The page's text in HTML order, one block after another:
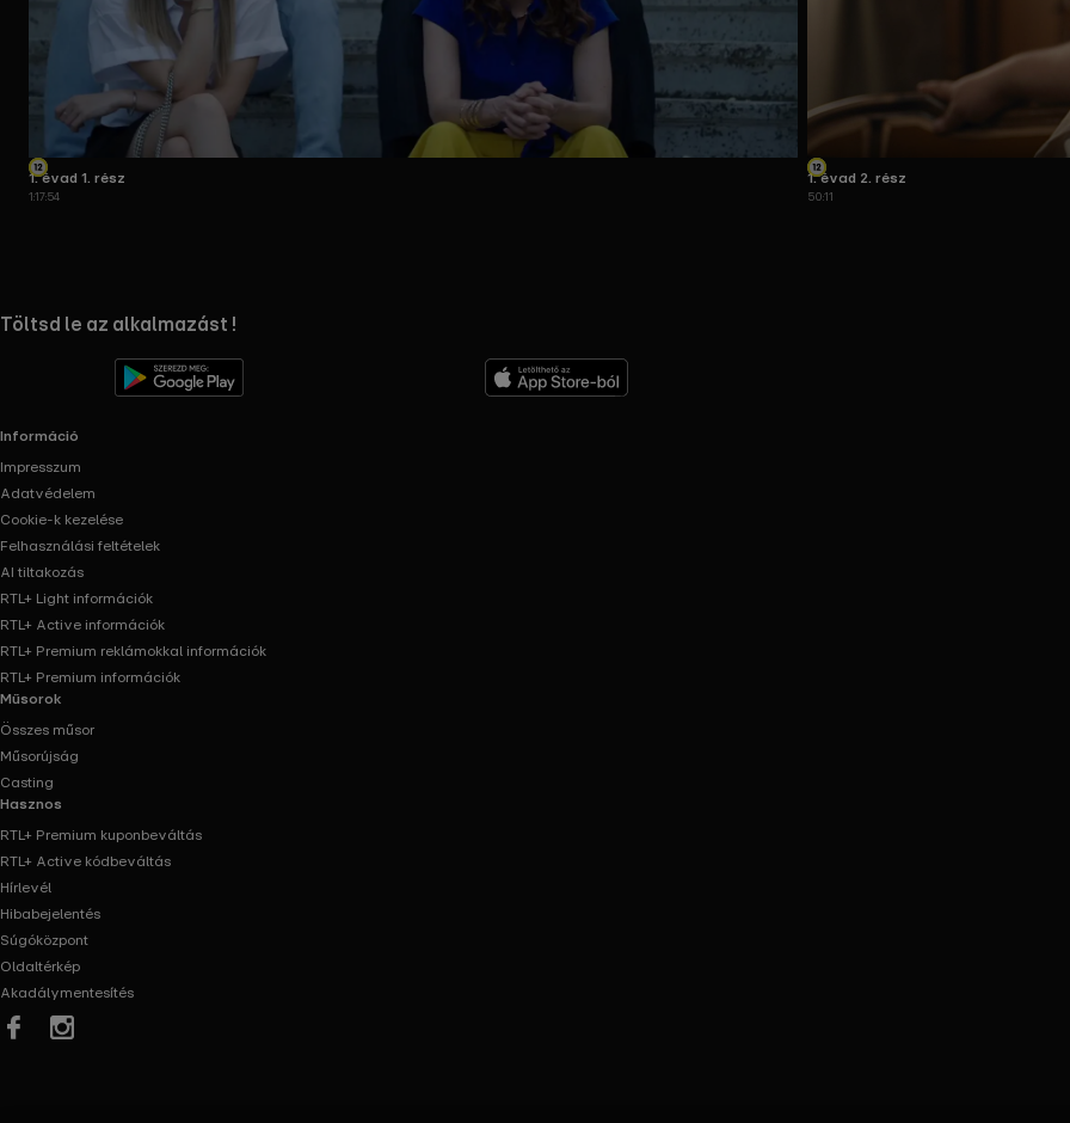
1. évad 1. rész
1:17:54
1. évad 2. rész
50:11
RTL+ useful links.
Töltsd le az alkalmazást !
Információ
Impresszum
Adatvédelem
Cookie-k kezelése
Felhasználási feltételek
AI tiltakozás
RTL+ Light információk
RTL+ Active információk
RTL+ Premium reklámokkal információk
RTL+ Premium információk
Műsorok
Összes műsor
Műsorújság
Casting
Hasznos
RTL+ Premium kuponbeváltás
RTL+ Active kódbeváltás
Hírlevél
Hibabejelentés
Súgóközpont
Oldaltérkép
Akadálymentesítés
Facebook